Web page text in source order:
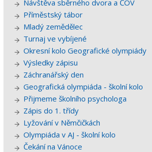
Návštěva sběrného dvora a ČOV
Příměstský tábor
Mladý zemědělec
Turnaj ve vybíjené
Okresní kolo Geografické olympiády
Výsledky zápisu
Záchranářský den
Geografická olympiáda - školní kolo
Přijmeme školního psychologa
Zápis do 1. třídy
Lyžování v Němčičkách
Olympiáda v AJ - školní kolo
Čekání na Vánoce